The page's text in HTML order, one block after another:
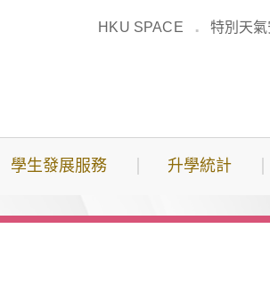
HKU SPACE 特別天
學生發展服務 升學統計